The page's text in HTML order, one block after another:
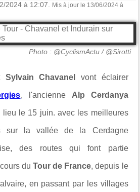
2024 à 12:07.
Mis à jour le 13/06/2024 à
Photo : @CyclismActu / @Sirotti
Sylvain Chavanel vont éclairer
, l'ancienne Alp Cerdanya
le 15 juin. avec les meilleures
sur la vallée de la Cerdagne
des routes qui font partie
du Tour de France, depuis le
en passant par les villages